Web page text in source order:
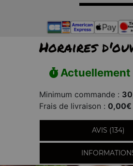
Horaires
Actuellement
Minimum commande :
Frais de livraison : 0,00€
AVIS (134)